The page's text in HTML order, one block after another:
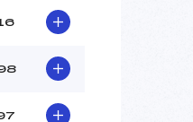
(MB)
(MB)
(MB)
(MB)